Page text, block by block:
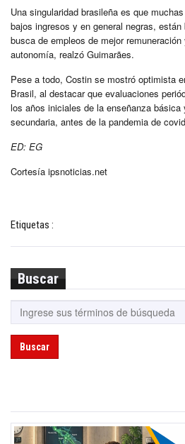
Una singularidad brasileña es que
bajos ingresos y en general negras,
busca de empleos de mejor
autonomía, realzó Guimarães.
Pese a todo, Costin se mostró optimista
Brasil, al destacar que evaluaciones
los años iniciales de la enseñanza
secundaria, antes de la pandemia de
ED: EG
Cortesía ipsnoticias.net
Etiquetas :
Buscar
Buscar